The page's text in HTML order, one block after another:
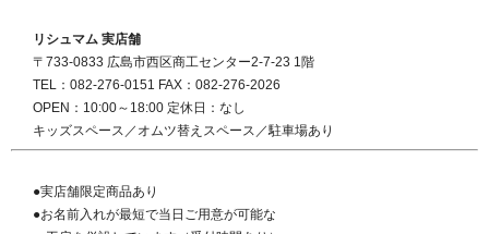
リシュマム 実店舗
〒733-0833 広島市西区商工センター2-7-23 1階
TEL：082-276-0151 FAX：082-276-2026
OPEN：10:00～18:00 定休日：なし
キッズスペース／オムツ替えスペース／駐車場あり
●実店舗限定商品あり
●お名前入れが最短で当日ご用意が可能な